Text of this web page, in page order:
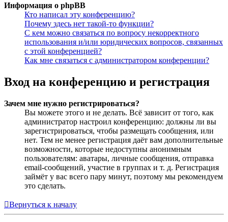
Информация о phpBB
Кто написал эту конференцию?
Почему здесь нет такой-то функции?
С кем можно связаться по вопросу некорректного
использования и/или юридических вопросов, связанных
с этой конференцией?
Как мне связаться с администратором конференции?
Вход на конференцию и регистрация
Зачем мне нужно регистрироваться?
Вы можете этого и не делать. Всё зависит от того, как
администратор настроил конференцию: должны ли вы
зарегистрироваться, чтобы размещать сообщения, или
нет. Тем не менее регистрация даёт вам дополнительные
возможности, которые недоступны анонимным
пользователям: аватары, личные сообщения, отправка
email-сообщений, участие в группах и т. д. Регистрация
займёт у вас всего пару минут, поэтому мы рекомендуем
это сделать.
Вернуться к началу